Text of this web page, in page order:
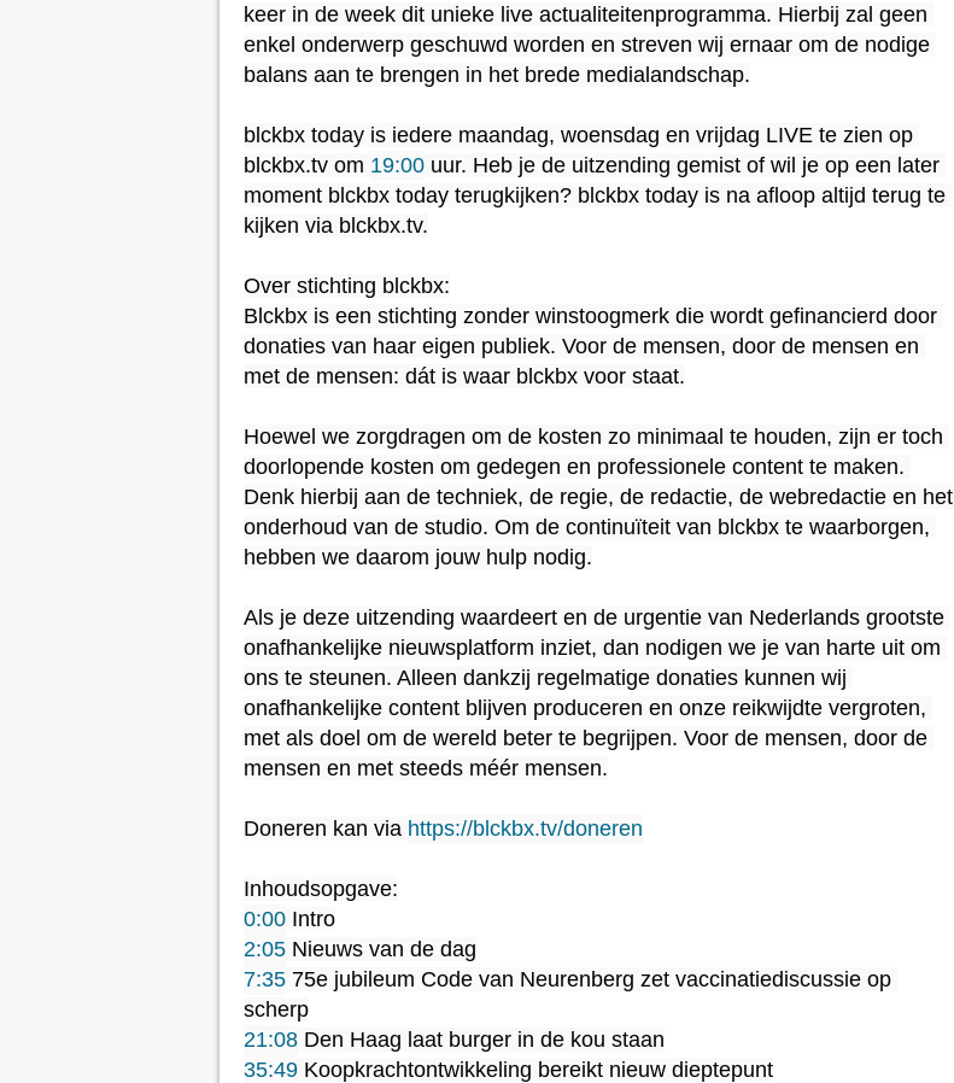
keer in de week dit unieke live actualiteitenprogramma. Hierbij zal geen
enkel onderwerp geschuwd worden en streven wij ernaar om de nodige
balans aan te brengen in het brede medialandschap.
blckbx today is iedere maandag, woensdag en vrijdag LIVE te zien op
blckbx.tv om 19:00 uur. Heb je de uitzending gemist of wil je op een later
moment blckbx today terugkijken? blckbx today is na afloop altijd terug te
kijken via blckbx.tv.
Over stichting blckbx:
Blckbx is een stichting zonder winstoogmerk die wordt gefinancierd door
donaties van haar eigen publiek. Voor de mensen, door de mensen en
met de mensen: dát is waar blckbx voor staat.
Hoewel we zorgdragen om de kosten zo minimaal te houden, zijn er toch
doorlopende kosten om gedegen en professionele content te maken.
Denk hierbij aan de techniek, de regie, de redactie, de webredactie en het
onderhoud van de studio. Om de continuïteit van blckbx te waarborgen,
hebben we daarom jouw hulp nodig.
Als je deze uitzending waardeert en de urgentie van Nederlands grootste
onafhankelijke nieuwsplatform inziet, dan nodigen we je van harte uit om
ons te steunen. Alleen dankzij regelmatige donaties kunnen wij
onafhankelijke content blijven produceren en onze reikwijdte vergroten,
met als doel om de wereld beter te begrijpen. Voor de mensen, door de
mensen en met steeds méér mensen.
Doneren kan via https://blckbx.tv/doneren
0:00
2:05
7:35 75e jubileum Code van Neurenberg zet vaccinatiediscussie op
21:08
35:49 Koopkrachtontwikkeling bereikt nieuw dieptepunt